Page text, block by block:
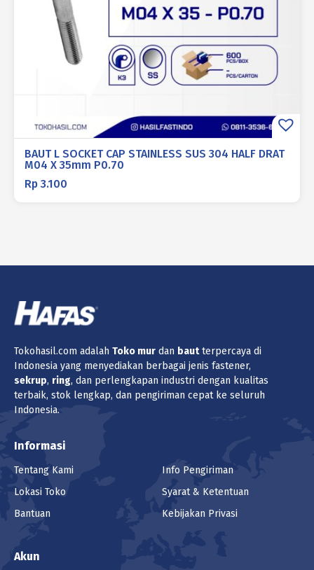
BAUT L SOCKET CAP STAINLESS SUS 304 HALF DRAT
M04 X 35mm P0.70
Rp 3.100
Tokohasil.com adalah Toko mur dan bautterpercaya di
Indonesia yang menyediakan berbagai jenis fastener,
sekrup, ring, dan perlengkapan industri dengan kualitas
terbaik, stok lengkap, dan pengiriman cepat ke seluruh
Indonesia.
Informasi
Tentang Kami
Lokasi Toko
Bantuan
Info Pengiriman
Syarat & Ketentuan
Kebijakan Privasi
Akun